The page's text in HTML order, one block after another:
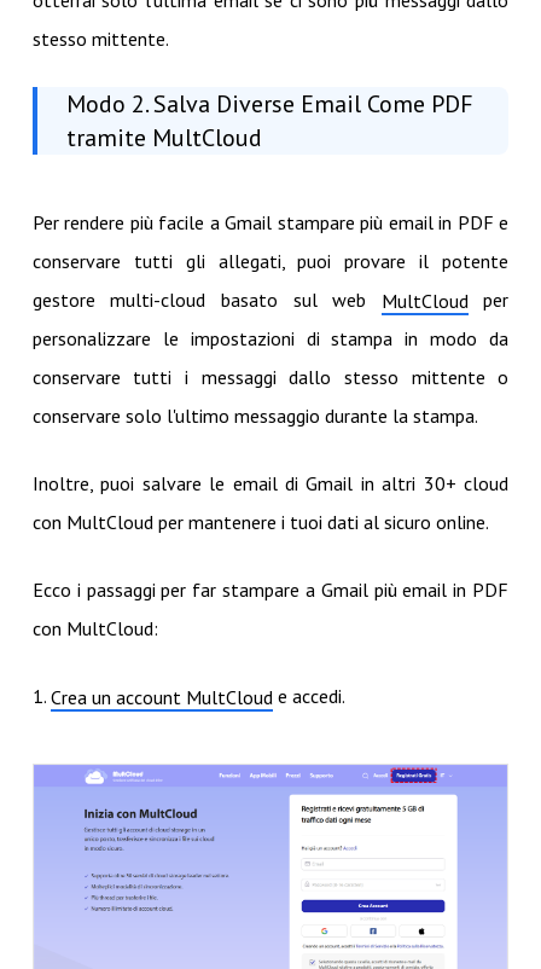
stesso mittente.
Modo 2. Salva Diverse Email Come PDF
tramite MultCloud
Per rendere più facile a Gmail stampare più email in PDF e
conservare tutti gli allegati, puoi provare il potente
gestore multi-cloud basato sul web MultCloud per
personalizzare le impostazioni di stampa in modo da
conservare tutti i messaggi dallo stesso mittente o
conservare solo l'ultimo messaggio durante la stampa.
Inoltre, puoi salvare le email di Gmail in altri 30+ cloud
con MultCloud per mantenere i tuoi dati al sicuro online.
Ecco i passaggi per far stampare a Gmail più email in PDF
con MultCloud:
1. Crea un account MultCloud e accedi.